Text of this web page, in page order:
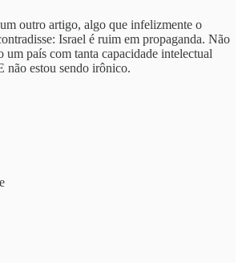
outro artigo, algo que infelizmente o
Israel é ruim em propaganda. Não
um país com tanta capacidade intelectual
não estou sendo irônico.